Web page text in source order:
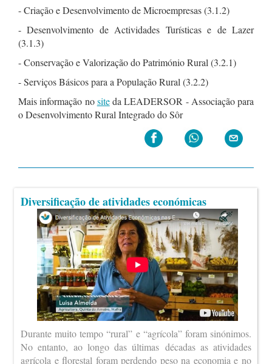
- Criação e Desenvolvimento de Microempresas (3.1.2)
- Desenvolvimento de Actividades Turísticas e de Lazer
(3.1.3)
- Conservação e Valorização do Património Rural (3.2.1)
- Serviços Básicos para a População Rural (3.2.2)
Mais informação nositeda LEADERSOR - Associação para
o Desenvolvimento Rural Integrado do Sôr
Diversificação de atividades económicas
Durante muito tempo “rural” e “agrícola” foram sinónimos.
No entanto, ao longo das últimas décadas as atividades
agrícola e florestal foram perdendo peso na economia e no